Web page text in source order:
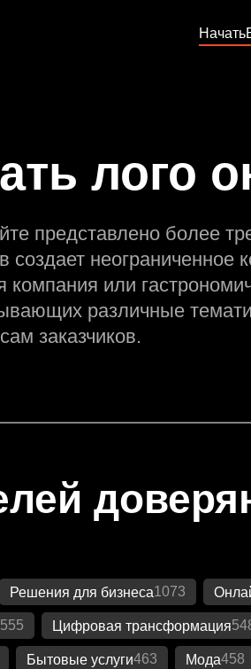
Начать
лого
представлено более
неограниченное
компания или
различные
заказчиков.
Решения для бизнеса1073
555 Цифровая трансформация
Бытовые услуги463 Мода458